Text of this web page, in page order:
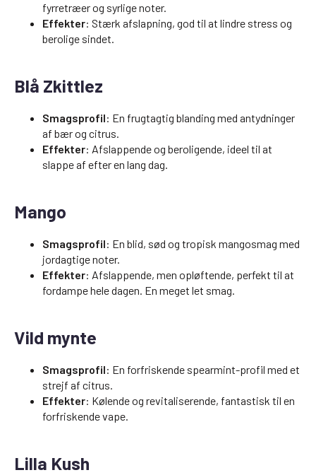
fyrretræer og syrlige noter.
Effekter: Stærk afslapning, god til at lindre stress og
berolige sindet.
Blå Zkittlez
Smagsprofil: En frugtagtig blanding med antydninger
af bær og citrus.
Effekter: Afslappende og beroligende, ideel til at
slappe af efter en lang dag.
Mango
Smagsprofil: En blid, sød og tropisk mangosmag med
jordagtige noter.
Effekter: Afslappende, men opløftende, perfekt til at
fordampe hele dagen. En meget let smag.
Vild mynte
Smagsprofil: En forfriskende spearmint-profil med et
strejf af citrus.
Effekter: Kølende og revitaliserende, fantastisk til en
forfriskende vape.
Lilla Kush